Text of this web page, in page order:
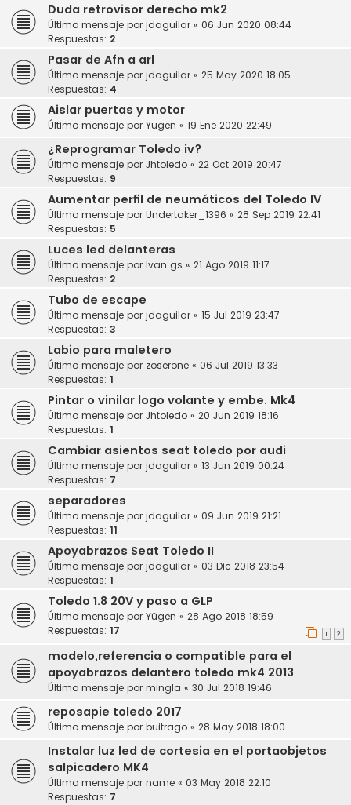
Duda retrovisor derecho mk2
Último mensaje por jdaguilar « 06 Jun 2020 08:44
Respuestas: 2
Pasar de Afn a arl
Último mensaje por jdaguilar « 25 May 2020 18:05
Respuestas: 4
Aislar puertas y motor
Último mensaje por Yügen « 19 Ene 2020 22:49
¿Reprogramar Toledo iv?
Último mensaje por Jhtoledo « 22 Oct 2019 20:47
Respuestas: 9
Aumentar perfil de neumáticos del Toledo IV
Último mensaje por Undertaker_1396 « 28 Sep 2019 22:41
Respuestas: 5
Luces led delanteras
Último mensaje por Ivan gs « 21 Ago 2019 11:17
Respuestas: 2
Tubo de escape
Último mensaje por jdaguilar « 15 Jul 2019 23:47
Respuestas: 3
Labio para maletero
Último mensaje por zoserone « 06 Jul 2019 13:33
Respuestas: 1
Pintar o vinilar logo volante y embe. Mk4
Último mensaje por Jhtoledo « 20 Jun 2019 18:16
Respuestas: 1
Cambiar asientos seat toledo por audi
Último mensaje por jdaguilar « 13 Jun 2019 00:24
Respuestas: 7
separadores
Último mensaje por jdaguilar « 09 Jun 2019 21:21
Respuestas: 11
Apoyabrazos Seat Toledo II
Último mensaje por jdaguilar « 03 Dic 2018 23:54
Respuestas: 1
Toledo 1.8 20V y paso a GLP
Último mensaje por Yügen « 28 Ago 2018 18:59
Respuestas: 17 1 2
modelo,referencia o compatible para el
apoyabrazos delantero toledo mk4 2013
Último mensaje por mingla « 30 Jul 2018 19:46
reposapie toledo 2017
Último mensaje por buitrago « 28 May 2018 18:00
Instalar luz led de cortesia en el portaobjetos
salpicadero MK4
Último mensaje por name « 03 May 2018 22:10
Respuestas: 7